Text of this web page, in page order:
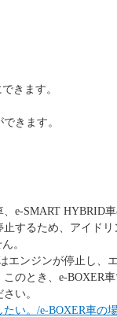
きます。
きます。
e-SMART HYBRID
するため、アイドリ
。
エンジンが停止し、
のとき、e-BOXER
い。
い。/e-BOXER車の